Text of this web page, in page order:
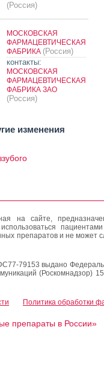
(Россия)
МОСКОВСКАЯ
ФАРМАЦЕВТИЧЕСКАЯ
ФАБРИКА (Россия)
контакты:
МОСКОВСКАЯ
ФАРМАЦЕВТИЧЕСКАЯ
ФАБРИКА ЗАО
(Россия)
изменения
на сайте,
препаратов и не может
79153 выдано
(Роскомнадзор)
Политика обработки
препараты в России»